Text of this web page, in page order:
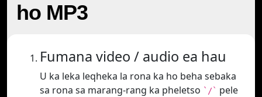
ho MP3
Fumana video / audio ea hau
U ka leka leqheka la rona ka ho beha sebaka
sa rona sa marang-rang ka pheletso `/` pele